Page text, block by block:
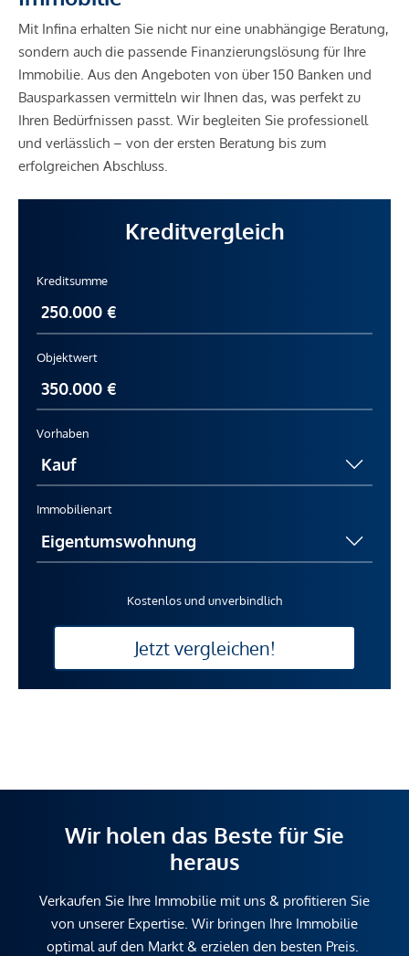
Mit Infina erhalten Sie nicht nur eine unabhängige Beratung,
sondern auch die passende Finanzierungslösung für Ihre
Immobilie. Aus den Angeboten von über 150 Banken und
Bausparkassen vermitteln wir Ihnen das, was perfekt zu
Ihren Bedürfnissen passt. Wir begleiten Sie professionell
und verlässlich – von der ersten Beratung bis zum
erfolgreichen Abschluss.
Kreditvergleich
Kreditsumme
Objektwert
Vorhaben
Immobilienart
Kostenlos und unverbindlich
Jetzt vergleichen!
Wir holen das Beste für Sie
heraus
Verkaufen Sie Ihre Immobilie mit uns & profitieren Sie
von unserer Expertise. Wir bringen Ihre Immobilie
optimal auf den Markt & erzielen den besten Preis.